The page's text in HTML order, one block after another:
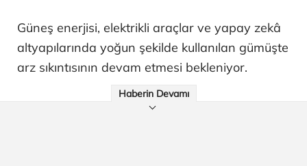
Güneş enerjisi, elektrikli araçlar ve yapay zekâ
altyapılarında yoğun şekilde kullanılan gümüşte
arz sıkıntısının devam etmesi bekleniyor.
Haberin Devamı